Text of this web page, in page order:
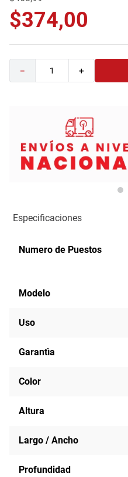
$374,00
＋
－
Especificaciones
Numero de Puestos
Modelo
Uso
Garantìa
Color
Altura
Largo / Ancho
Profundidad
9.
comoda
10